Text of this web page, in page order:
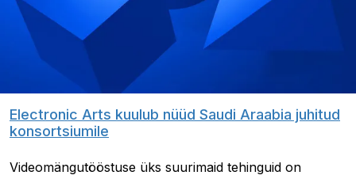
Electronic Arts kuulub nüüd Saudi Araabia juhitud
konsortsiumile
Videomängutööstuse üks suurimaid tehinguid on